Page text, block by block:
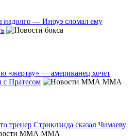
надолго — Иноуэ сломал ему
«жертву» — американец хочет
с Пратесом
MMA
тренер Стриклэнда сказал Чимаеву
MMA